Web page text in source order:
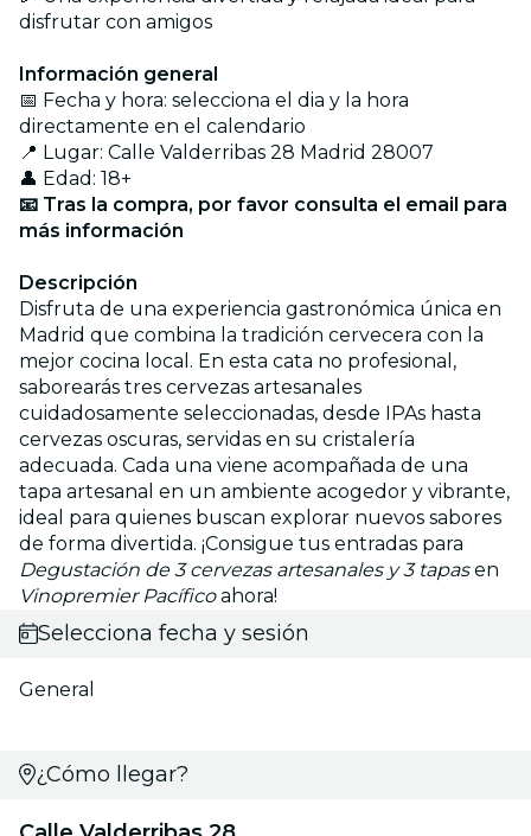
disfrutar con amigos
Información general
📅 Fecha y hora: selecciona el dia y la hora
directamente en el calendario
📍 Lugar: Calle Valderribas 28 Madrid 28007
👤 Edad: 18+
📧 Tras la compra, por favor consulta el email para
más información
Descripción
Disfruta de una experiencia gastronómica única en
Madrid que combina la tradición cervecera con la
mejor cocina local. En esta cata no profesional,
saborearás tres cervezas artesanales
cuidadosamente seleccionadas, desde IPAs hasta
cervezas oscuras, servidas en su cristalería
adecuada. Cada una viene acompañada de una
tapa artesanal en un ambiente acogedor y vibrante,
ideal para quienes buscan explorar nuevos sabores
de forma divertida. ¡Consigue tus entradas para
Degustación de 3 cervezas artesanales y 3 tapasen
Vinopremier Pacíficoahora!
Selecciona fecha y sesión
General
¿Cómo llegar?